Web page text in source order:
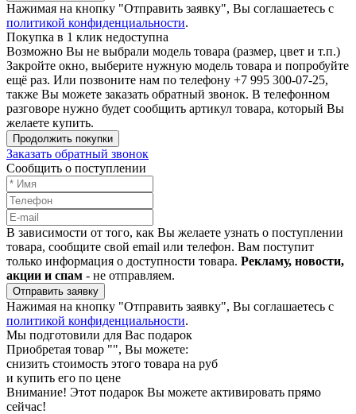
Нажимая на кнопку "Отправить заявку", Вы соглашаетесь с
политикой конфиденциальности.
Покупка в 1 клик недоступна
Возможно Вы не выбрали модель товара (размер, цвет и т.п.)
Закройте окно, выберите нужную модель товара и попробуйте
ещё раз. Или позвоните нам по телефону +7 995 300-07-25,
также Вы можете заказать обратный звонок. В телефонном
разговоре нужно будет сообщить артикул товара, который Вы
желаете купить.
Продолжить покупки
Заказать обратный звонок
Сообщить о поступлении
В зависимости от того, как Вы желаете узнать о поступлении
товара, сообщите свой email или телефон. Вам поступит
только информация о доступности товара. Рекламу, новости,
акции и спам - не отправляем.
Отправить заявку
Нажимая на кнопку "Отправить заявку", Вы соглашаетесь с
политикой конфиденциальности.
Мы подготовили для Вас подарок
Приобретая товар "", Вы можете:
снизить стоимость этого товара на руб
и купить его по цене
Внимание! Этот подарок Вы можете активировать прямо
сейчас!